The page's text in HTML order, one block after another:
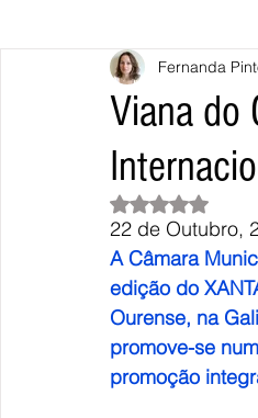
Vila Nova de
Terras de Bouro Póvoa de
Viana do
Fernanda
Avaliado com
22 de Outubro,
A Câmara
edição do
Ourense, na
promove-se
promoção